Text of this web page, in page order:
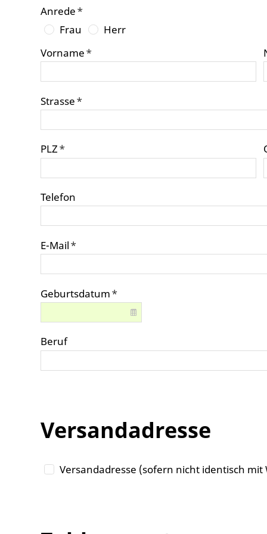
Anrede*
Frau
Herr
Vorname*
Strasse*
PLZ*
Telefon
E-Mail*
Geburtsdatum*
Beruf
Versandadresse
Versandadresse (sofern nicht identisch mit